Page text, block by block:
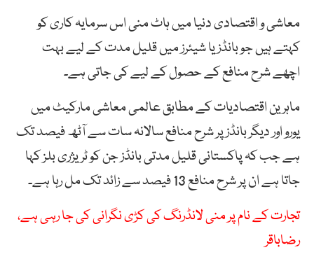
معاشی و اقتصادی دنیا میں ہاٹ منی اس سرمایہ کاری کو
کہتے ہیں جو بانڈز یا شیئرز میں قلیل مدت کے لیے بہت
اچھے شرح منافع کے حصول کے لیے کی جاتی ہے۔
ماہرین اقتصادیات کے مطابق عالمی معاشی مارکیٹ میں
یورو اور دیگر بانڈز پر شرح منافع سالانہ سات سے آٹھ فیصد تک
ہے جب کہ پاکستانی قلیل مدتی بانڈز جن کو ٹریژری بلز کہا
جاتا ہے ان پر شرح منافع 13 فیصد سے زائد تک مل رہا ہے۔
تجارت کے نام پر منی لانڈرنگ کی کڑی نگرانی کی جا رہی ہے،
رضاباقر